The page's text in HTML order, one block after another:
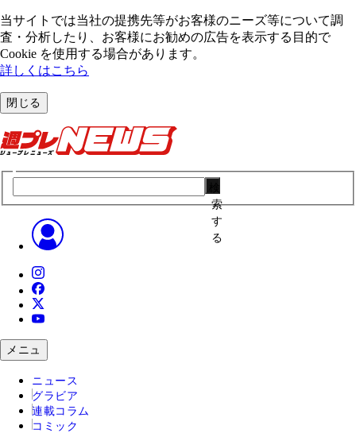
当サイトでは当社の提携先等がお客様のニーズ等について調
査・分析したり、お客様にお勧めの広告を表⽰する⽬的で
Cookie を使⽤する場合があります。
詳しくはこちら
閉じる
索
す
る
メニュ
ニュース
グラビア
連載コラム
コミック